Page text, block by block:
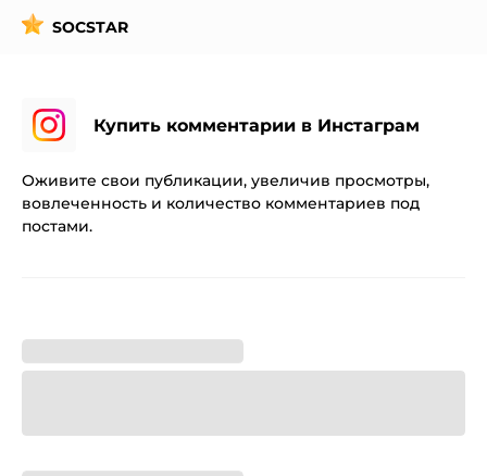
SOCSTAR
Купить комментарии в Инстаграм
Оживите свои публикации, увеличив просмотры,
вовлеченность и количество комментариев под
постами.
Комментарии для ТV
₽ / 1 шт.